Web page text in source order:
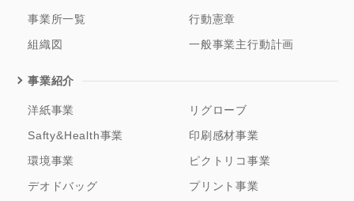
事業所一覧
組織図
行動憲章
一般事業主行動計画
事業紹介
洋紙事業
Safty&Health事業
環境事業
デオドバッグ
リグローブ
印刷感材事業
ピクトリコ事業
プリント事業